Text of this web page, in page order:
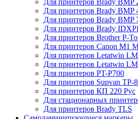
Для принтеров Brady BMP
Для принтеров Brady BMP
Для принтеров Brady BMP
Для принтеров Brady
Для принтеров Brother P-
Для принтеров Canon M1
Для принтеров Letatwin
Для принтеров Letatwin
Для принтеров PT-P700
Для принтеров Supvan TP-
Для принтеров КП 220 Рус
Для стационарных
Для принтеров Brady TLS